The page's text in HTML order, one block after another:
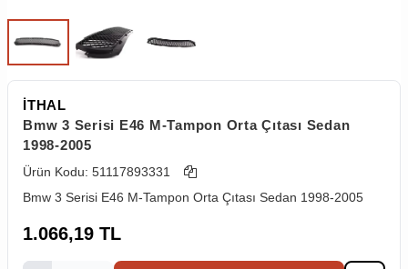
İTHAL
Bmw 3 Serisi E46 M-Tampon Orta Çıtası Sedan
1998-2005
Ürün Kodu: 51117893331
Bmw 3 Serisi E46 M-Tampon Orta Çıtası Sedan 1998-2005
1.066,19 TL